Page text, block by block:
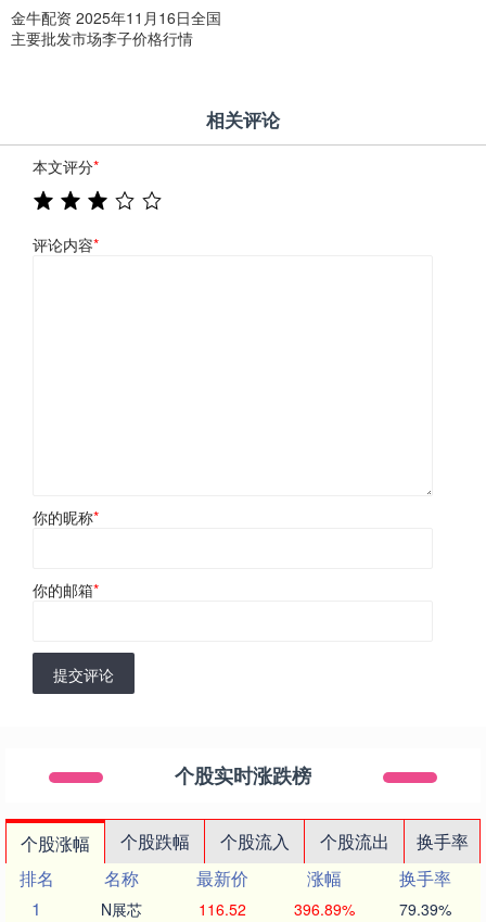
金牛配资 2025年11月16日全国
主要批发市场李子价格行情
相关评论
本文评分*
评论内容*
你的昵称*
你的邮箱*
提交评论
个股实时涨跌榜
个股涨幅 个股跌幅 个股流入 个股流出
换手率
排名
名称 最新价 涨幅
换手率
1
N展芯 116.52 396.89% 79.39%